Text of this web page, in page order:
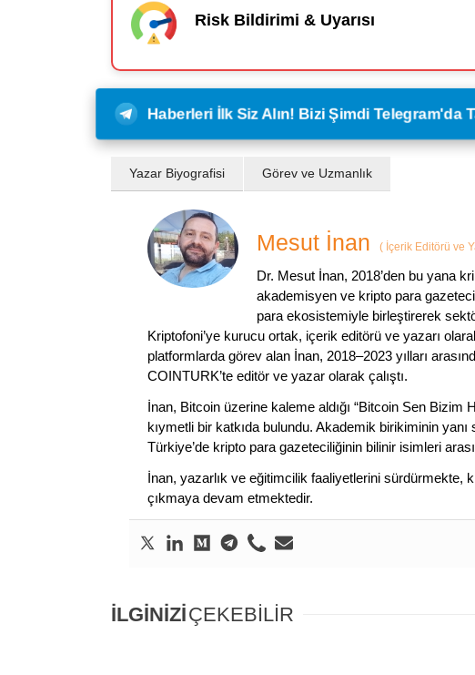
Risk Bildirimi & Uyarısı
Haberleri İlk Siz Alın! Bizi Şimdi Telegram'da
Yazar Biyografisi Görev ve Uzmanlık
Mesut İnan ( İçerik Editörü ve
Dr. Mesut İnan, 2018’den bu yana
akademisyen ve kripto para
para ekosistemiyle birleştirerek
Kriptofoni’ye kurucu ortak, içerik editörü ve yazarı
platformlarda görev alan İnan, 2018–2023 yılları
COINTURK’te editör ve yazar olarak çalıştı.
İnan, Bitcoin üzerine kaleme aldığı “Bitcoin Sen Bizim
kıymetli bir katkıda bulundu. Akademik birikiminin
Türkiye’de kripto para gazeteciliğinin bilinir isimleri
İnan, yazarlık ve eğitimcilik faaliyetlerini sürdürmekte,
çıkmaya devam etmektedir.
İLGİNİZİÇEKEBİLİR